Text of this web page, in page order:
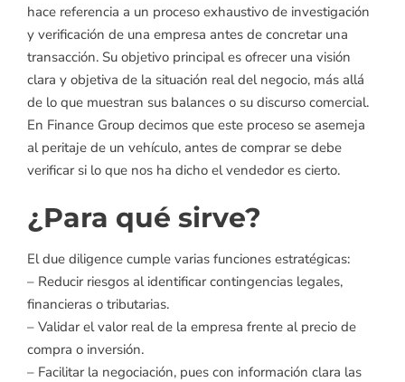
hace referencia a un proceso exhaustivo de investigación
y verificación de una empresa antes de concretar una
transacción. Su objetivo principal es ofrecer una visión
clara y objetiva de la situación real del negocio, más allá
de lo que muestran sus balances o su discurso comercial.
En Finance Group decimos que este proceso se asemeja
al peritaje de un vehículo, antes de comprar se debe
verificar si lo que nos ha dicho el vendedor es cierto.
¿Para qué sirve?
El due diligence cumple varias funciones estratégicas:
– Reducir riesgos al identificar contingencias legales,
financieras o tributarias.
– Validar el valor real de la empresa frente al precio de
compra o inversión.
– Facilitar la negociación, pues con información clara las